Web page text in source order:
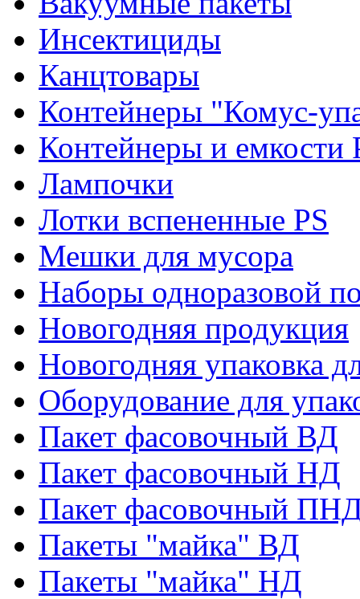
Инсектициды
Канцтовары
Контейнеры "Комус-
Контейнеры и емкости
Лампочки
Лотки вспененные PS
Мешки для мусора
Наборы одноразовой
Новогодняя продукция
Новогодняя упаковка
Оборудование для
Пакет фасовочный ВД
Пакет фасовочный НД
Пакет фасовочный
Пакеты "майка" ВД
Пакеты "майка" НД